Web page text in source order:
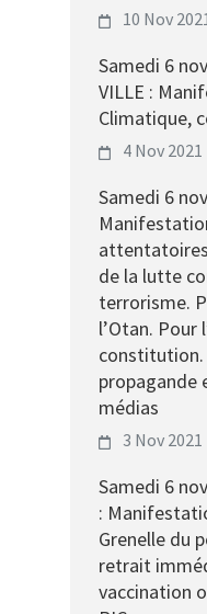
10 Nov
Samedi 6
VILLE :
Climatique,
4 Nov 2021
Samedi 6
de la lutte
terrorisme.
l’Otan. Pour
constitution.
propagande
médias
3 Nov 2021
Samedi 6
:
Grenelle du
retrait
vaccination